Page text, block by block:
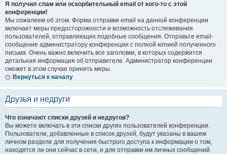
Я получил спам или оскорбительный email от кого-то с этой
конференции!
Мы сожалеем об этом. Форма отправки email на данной конференции
включает меры предосторожности и возможность отслеживания
пользователей, отправляющих подобные сообщения. Отправьте email-
сообщение администратору конференции с полной копией полученного
письма. Очень важно включить все заголовки, в которых содержится
детальная информация об отправителе. Администратор конференции
сможет в этом случае принять меры.
Вернуться к началу
Друзья и недруги
Что означают списки друзей и недругов?
Вы можете включать в эти списки других пользователей конференции.
Пользователи, добавленные в список друзей, будут указаны в вашем
личном разделе для получения быстрого доступа к информации о том,
находятся ли они сейчас в сети, и для отправки им личных сообщений.